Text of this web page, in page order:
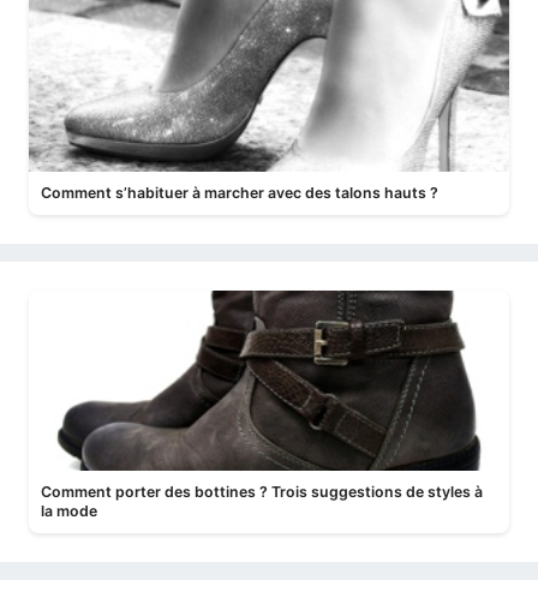
Comment s’habituer à marcher avec des talons hauts ?
Comment porter des bottines ? Trois suggestions de styles à
la mode